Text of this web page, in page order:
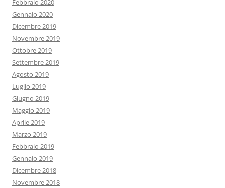
Febbraio 2020
Gennaio 2020
Dicembre 2019
Novembre 2019
Ottobre 2019
Settembre 2019
Agosto 2019
Luglio 2019
Giugno 2019
Maggio 2019
Aprile 2019
Marzo 2019
Febbraio 2019
Gennaio 2019
Dicembre 2018
Novembre 2018